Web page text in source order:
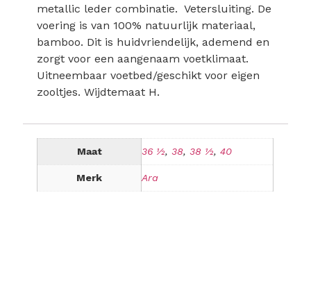
metallic leder combinatie. Vetersluiting. De
voering is van 100% natuurlijk materiaal,
bamboo. Dit is huidvriendelijk, ademend en
zorgt voor een aangenaam voetklimaat.
Uitneembaar voetbed/geschikt voor eigen
zooltjes. Wijdtemaat H.
Maat 36 ½,38,38 ½,40
Merk Ara